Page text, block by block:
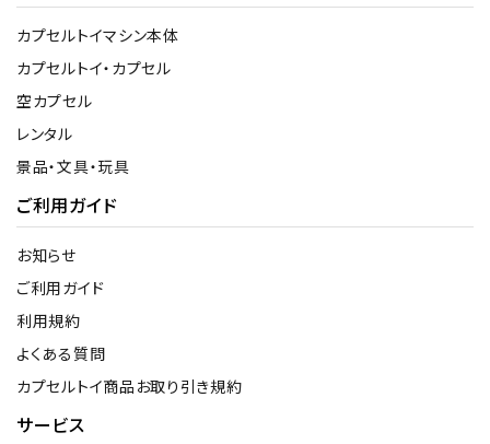
カプセルトイマシン本体
カプセルトイ・カプセル
空カプセル
レンタル
景品・文具・玩具
ご利用ガイド
お知らせ
ご利用ガイド
利用規約
よくある質問
カプセルトイ商品お取り引き規約
サービス